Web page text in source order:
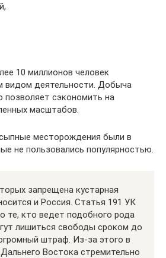
10 миллионов человек
деятельности. Добыча
позволяет сэкономить на
масштабов.
месторождения были в
не пользовались популярностью.
запрещена кустарная
и Россия. Статья 191 УК
те, кто ведет подобного рода
лишиться свободы сроком до
штраф. Из-за этого в
Востока стремительно